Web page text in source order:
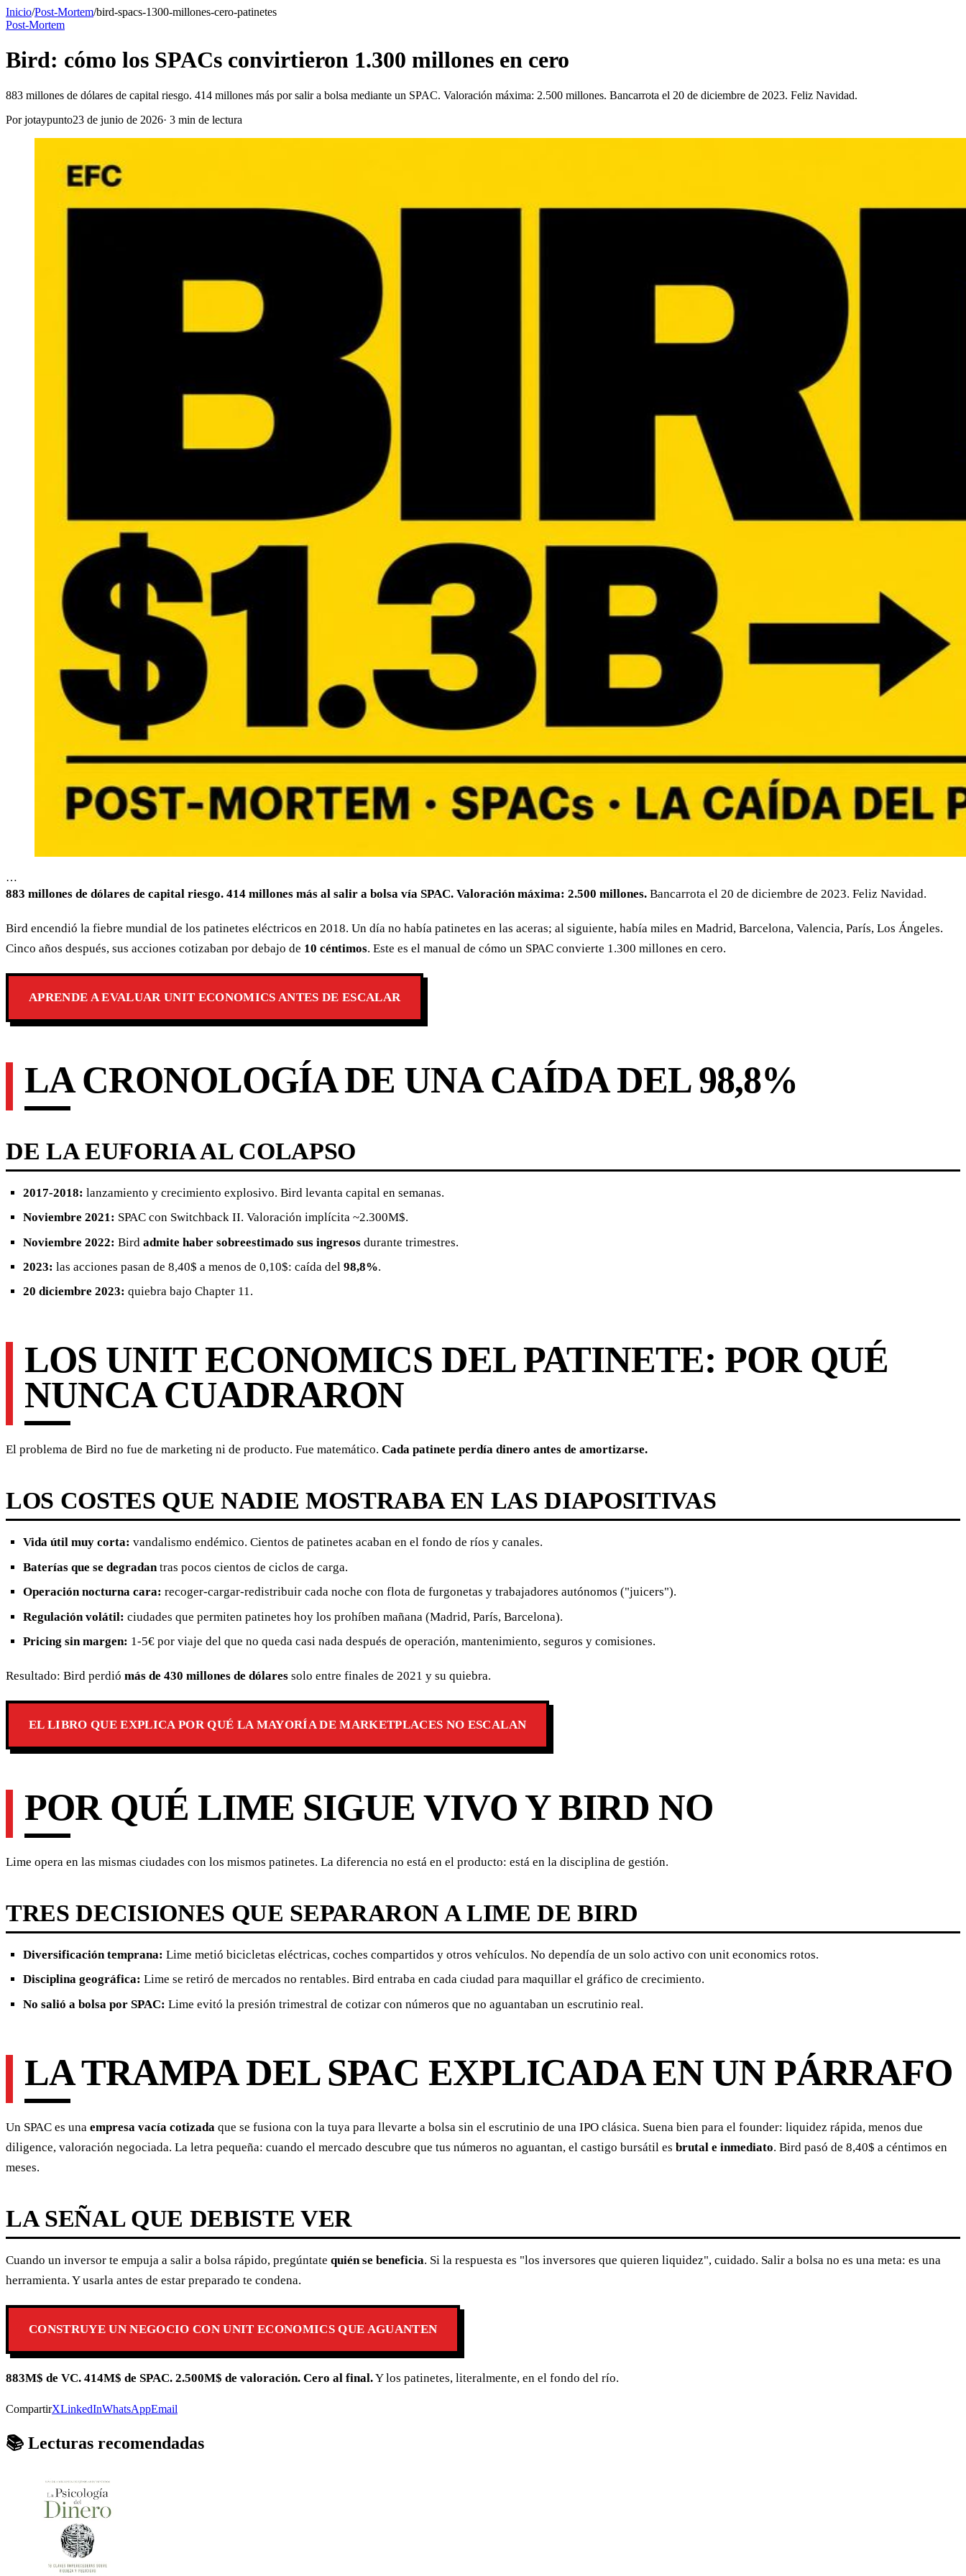
Inicio/Post-Mortem/bird-spacs-1300-millones-cero-patinetes
Post-Mortem
Bird: cómo los SPACs convirtieron 1.300 millones en cero
883 millones de dólares de capital riesgo. 414 millones más por salir a bolsa mediante un SPAC. Valoración máxima: 2.500 millones. Bancarrota el 20 de diciembre de 2023. Feliz Navidad.
Porjotaypunto23 de junio de 2026· 3 min de lectura
…
883 millones de dólares de capital riesgo. 414 millones más al salir a bolsa vía SPAC. Valoración máxima: 2.500 millones. Bancarrota el 20 de diciembre de 2023. Feliz Navidad.
Bird encendió la fiebre mundial de los patinetes eléctricos en 2018. Un día no había patinetes en las aceras; al siguiente, había miles en Madrid, Barcelona, Valencia, París, Los Ángeles.
Cinco años después, sus acciones cotizaban por debajo de 10 céntimos. Este es el manual de cómo un SPAC convierte 1.300 millones en cero.
APRENDE A EVALUAR UNIT ECONOMICS ANTES DE ESCALAR
LA CRONOLOGÍA DE UNA CAÍDA DEL 98,8%
DE LA EUFORIA AL COLAPSO
2017-2018: lanzamiento y crecimiento explosivo. Bird levanta capital en semanas.
Noviembre 2021: SPAC con Switchback II. Valoración implícita ~2.300M$.
Noviembre 2022: Bird admite haber sobreestimado sus ingresos durante trimestres.
2023: las acciones pasan de 8,40$ a menos de 0,10$: caída del 98,8%.
20 diciembre 2023: quiebra bajo Chapter 11.
LOS UNIT ECONOMICS DEL PATINETE: POR QUÉ
NUNCA CUADRARON
El problema de Bird no fue de marketing ni de producto. Fue matemático. Cada patinete perdía dinero antes de amortizarse.
LOS COSTES QUE NADIE MOSTRABA EN LAS DIAPOSITIVAS
Vida útil muy corta: vandalismo endémico. Cientos de patinetes acaban en el fondo de ríos y canales.
Baterías que se degradantras pocos cientos de ciclos de carga.
Operación nocturna cara: recoger-cargar-redistribuir cada noche con flota de furgonetas y trabajadores autónomos ("juicers").
Regulación volátil: ciudades que permiten patinetes hoy los prohíben mañana (Madrid, París, Barcelona).
Pricing sin margen: 1-5€ por viaje del que no queda casi nada después de operación, mantenimiento, seguros y comisiones.
Resultado: Bird perdió más de 430 millones de dólares solo entre finales de 2021 y su quiebra.
EL LIBRO QUE EXPLICA POR QUÉ LA MAYORÍA DE MARKETPLACES NO ESCALAN
POR QUÉ LIME SIGUE VIVO Y BIRD NO
Lime opera en las mismas ciudades con los mismos patinetes. La diferencia no está en el producto: está en la disciplina de gestión.
TRES DECISIONES QUE SEPARARON A LIME DE BIRD
Diversificación temprana: Lime metió bicicletas eléctricas, coches compartidos y otros vehículos. No dependía de un solo activo con unit economics rotos.
Disciplina geográfica: Lime se retiró de mercados no rentables. Bird entraba en cada ciudad para maquillar el gráfico de crecimiento.
No salió a bolsa por SPAC: Lime evitó la presión trimestral de cotizar con números que no aguantaban un escrutinio real.
LA TRAMPA DEL SPAC EXPLICADA EN UN PÁRRAFO
Un SPAC es una empresa vacía cotizada que se fusiona con la tuya para llevarte a bolsa sin el escrutinio de una IPO clásica. Suena bien para el founder: liquidez rápida, menos due
diligence, valoración negociada. La letra pequeña: cuando el mercado descubre que tus números no aguantan, el castigo bursátil es brutal e inmediato. Bird pasó de 8,40$ a céntimos en
meses.
LA SEÑAL QUE DEBISTE VER
Cuando un inversor te empuja a salir a bolsa rápido, pregúntate quién se beneficia. Si la respuesta es "los inversores que quieren liquidez", cuidado. Salir a bolsa no es una meta: es una
herramienta. Y usarla antes de estar preparado te condena.
CONSTRUYE UN NEGOCIO CON UNIT ECONOMICS QUE AGUANTEN
883M$ de VC. 414M$ de SPAC. 2.500M$ de valoración. Cero al final.Y los patinetes, literalmente, en el fondo del río.
CompartirXLinkedInWhatsAppEmail
📚 Lecturas recomendadas